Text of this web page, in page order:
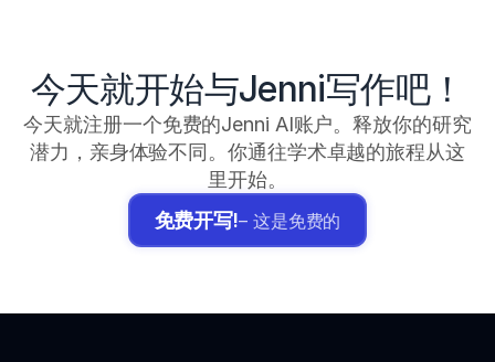
今天就开始与Jenni写作吧！
今天就注册一个免费的Jenni AI账户。释放你的研究
潜力，亲身体验不同。你通往学术卓越的旅程从这
里开始。
免费开写!– 这是免费的